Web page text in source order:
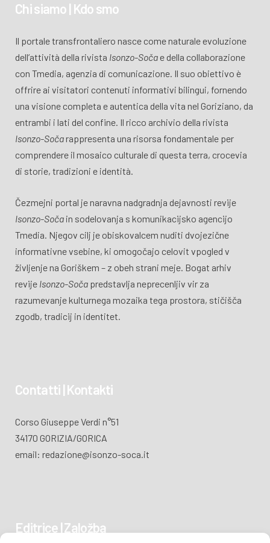
Chi siamo | Kdo smo
Il portale transfrontaliero nasce come naturale evoluzione
dell’attività della rivista Isonzo-Sočae della collaborazione
con Tmedia, agenzia di comunicazione. Il suo obiettivo è
offrire ai visitatori contenuti informativi bilingui, fornendo
una visione completa e autentica della vita nel Goriziano, da
entrambi i lati del confine. Il ricco archivio della rivista
Isonzo-Sočarappresenta una risorsa fondamentale per
comprendere il mosaico culturale di questa terra, crocevia
di storie, tradizioni e identità.
Čezmejni portal je naravna nadgradnja dejavnosti revije
Isonzo-Soča in sodelovanja s komunikacijsko agencijo
Tmedia. Njegov cilj je obiskovalcem nuditi dvojezične
informativne vsebine, ki omogočajo celovit vpogled v
življenje na Goriškem – z obeh strani meje. Bogat arhiv
revije Isonzo-Soča predstavlja neprecenljiv vir za
razumevanje kulturnega mozaika tega prostora, stičišča
zgodb, tradicij in identitet.
Contatti | Kontakti
Corso Giuseppe Verdi n°51
34170 GORIZIA/GORICA
email: redazione@isonzo-soca.it
Editrice | Založba